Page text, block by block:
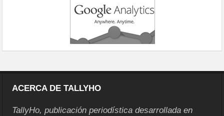
ACERCA DE TALLYHO
TallyHo, publicación periodística desarrollada en